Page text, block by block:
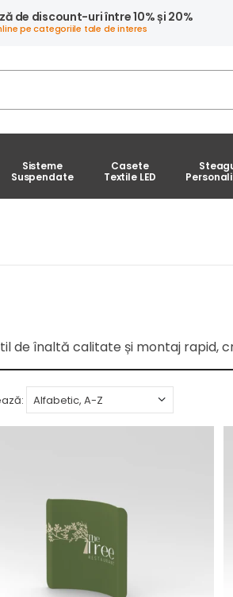
de discount-uri între 10% și 20%
pe categoriile tale de interes
Sisteme
Suspendate
Casete
Textile LED
de înaltă calitate și montaj